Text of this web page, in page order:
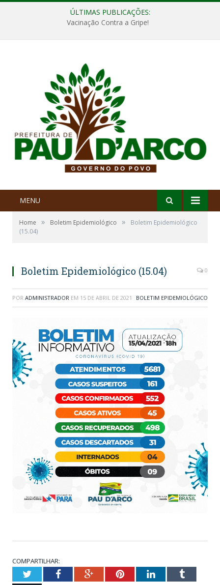
ÚLTIMAS PUBLICAÇÕES:
Vacinação Contra a Gripe!
MENU
Home » Boletim Epidemiológico »
Boletim Epidemiológico
(15.04)
Boletim Epidemiológico (15.04) 0
POR ADMINISTRADOR EM 15 DE ABRIL DE 2021 BOLETIM EPIDEMIOLÓGICO
COMPARTILHAR:
TwitterFacebookGoogle+PinterestLinkedInTumblr